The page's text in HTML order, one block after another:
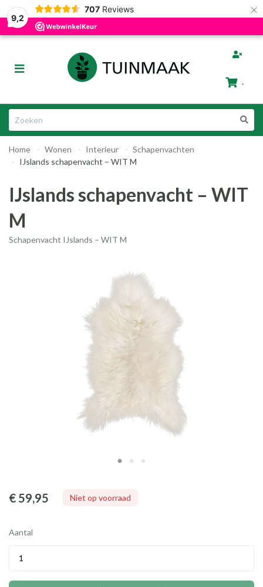
(Tuinafscheiding)
(Tuinmeubelen)
(Dier & Tuin)
(Cadeautips)
9,2
707 Reviews ×
Gratis afhalen in Groningen Razendsnelle Levering
Toggle
-
Winkelwagen
Uw winkelwagen is leeg.
Home Wonen Interieur
Schapenvachten
IJslands schapenvacht – WIT M
IJslands schapenvacht – WIT
M
Schapenvacht IJslands – WIT M
€ 59,95 Niet op voorraad
Aantal